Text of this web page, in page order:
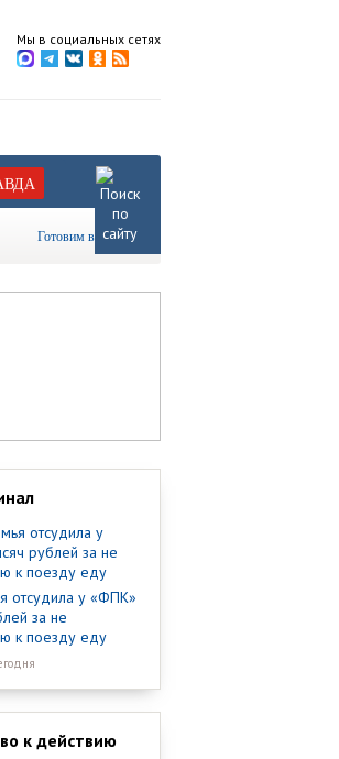
Мы в социальных сетях
Готовим вместе
отсудила у «ФПК»
за не
к поезду еду
к действию